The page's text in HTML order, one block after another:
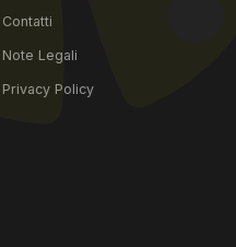
Contatti
Note Legali
Privacy Policy